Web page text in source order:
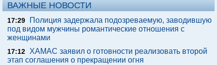
ВАЖНЫЕ НОВОСТИ
17:29
Полиция задержала подозреваемую, заводившую
под видом мужчины романтические отношения с
женщинами
17:12 ХАМАС заявил о готовности реализовать второй
этап соглашения о прекращении огня